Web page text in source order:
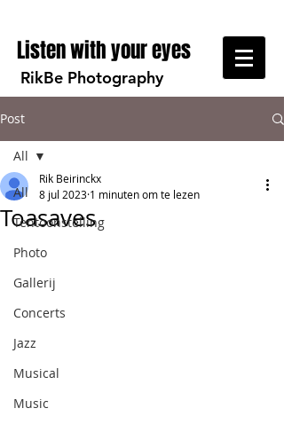
Listen with your eyes
RikBe Photography
Post
All
Tentoonstelling
Photo
Gallerij
Concerts
Jazz
Musical
Music
All
Toasaves
Rik Beirinckx
8 jul 2023 1 minuten om te lezen